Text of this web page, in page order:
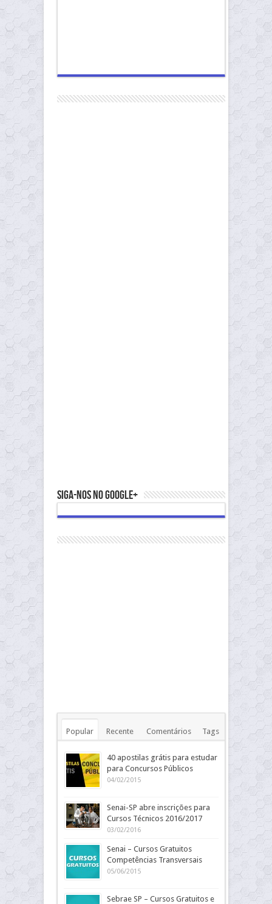
Siga-nos no Google+
Popular Recente Comentários Tags
40 apostilas grátis para estudar
para Concursos Públicos
04/02/2015
Senai-SP abre inscrições para
Cursos Técnicos 2016/2017
03/02/2016
Senai – Cursos Gratuitos
Competências Transversais
05/06/2015
Sebrae SP – Cursos Gratuitos e